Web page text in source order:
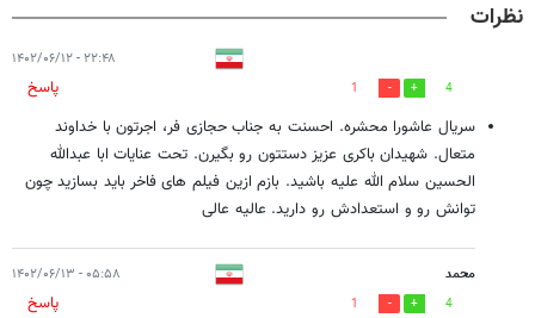
نظرات
۲۲:۴۸ - ۱۴۰۲/۰۶/۱۲
4
1
پاسخ
سریال عاشورا محشره. احسنت به جناب حجازی فر، اجرتون با خداوند
متعال. شهیدان باکری عزیز دستتون رو بگیرن. تحت عنایات ابا عبدالله
الحسین سلام الله علیه باشید. بازم ازین فیلم های فاخر باید بسازید چون
توانش رو و استعدادش رو دارید. عالیه عالی
محمد ۰۵:۵۸ - ۱۴۰۲/۰۶/۱۳
4
1
پاسخ